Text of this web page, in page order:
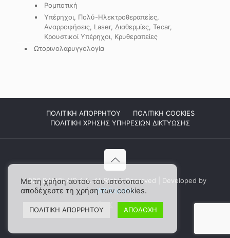
Ρομποτική
Υπέρηχοι, Πολύ-Ηλεκτροθεραπείες,
Αναρροφήσεις, Laser, Διαθερμίες, Tecar,
Κρουστικοί Υπέρηχοι, Κρυθεραπείες
Ωτορινολαρυγγολογία
ΠΟΛΙΤΙΚΗ ΑΠΟΡΡΗΤΟΥ
ΠΟΛΙΤΙΚΗ COOKIES
ΠΟΛΙΤΙΚΗ ΧΡΗΣΗΣ ΥΠΗΡΕΣΙΩΝ ΔΙΚΤΥΩΣΗΣ
2026 DAMPLAID Α.Ε. All Rights Reserved | Developed by
WP Experts
Με τη χρήση αυτού του ιστότοπου
αποδέχεστε τη χρήση των cookies.
ΠΟΛΙΤΙΚΗ ΑΠΟΡΡΗΤΟΥ ΑΠΟΔΟΧΗ